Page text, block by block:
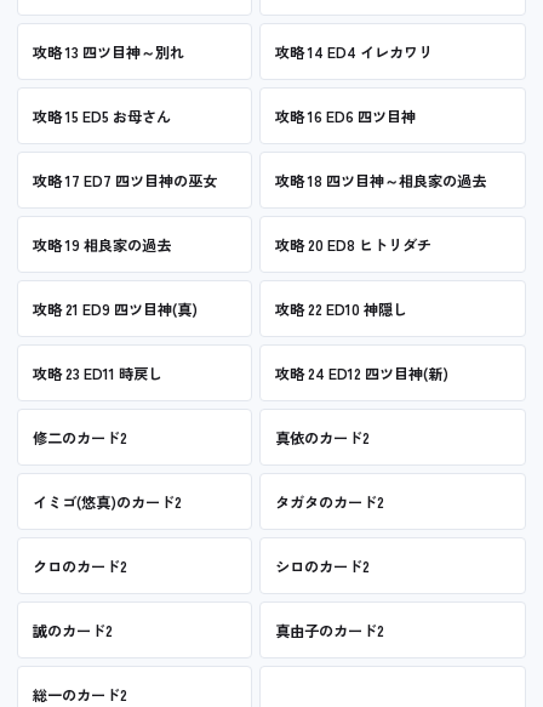
攻略 13 四ツ目神～別れ 攻略 14 ED4 イレカワリ
攻略 15 ED5 お母さん 攻略 16 ED6 四ツ目神
攻略 17 ED7 四ツ目神の巫女 攻略 18 四ツ目神～相良家の過去
攻略 19 相良家の過去 攻略 20 ED8 ヒトリダチ
攻略 21 ED9 四ツ目神(真) 攻略 22 ED10 神隠し
攻略 23 ED11 時戻し 攻略 24 ED12 四ツ目神(新)
修二のカード2 真依のカード2
イミゴ(悠真)のカード2 タガタのカード2
クロのカード2 シロのカード2
誠のカード2 真由子のカード2
総一のカード2